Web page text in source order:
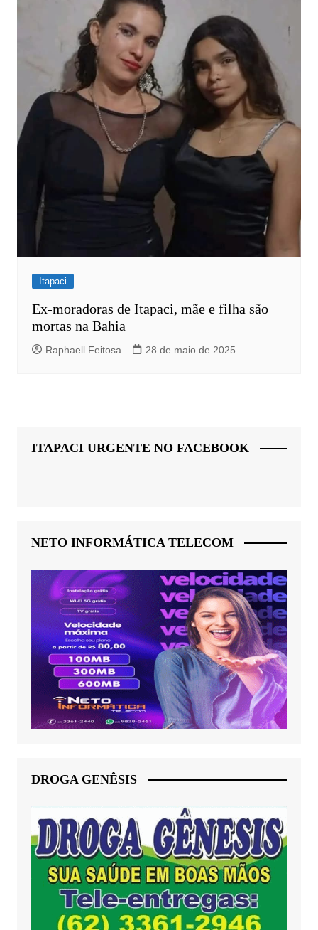
Itapaci
Ex-moradoras de Itapaci, mãe e filha são
mortas na Bahia
Raphaell Feitosa 28 de maio de 2025
ITAPACI URGENTE NO FACEBOOK
NETO INFORMÁTICA TELECOM
DROGA GENÊSIS